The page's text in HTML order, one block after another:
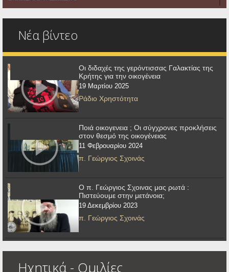
Νέα βίντεο
Οι διδαχές της γερόντισσας Γαλακτίας της
Κρήτης για την οικογένεια
19 Μαρτίου 2025
Ράδιο Χρηστότητα
Ποιά οικογενεια ; Οι σύγχρονες προκλήσεις
στον θεσμό της οικογένειας
11 Φεβρουαρίου 2024
π. Γεώργιος Σχοινάς
Ο π. Γεώργιος Σχοινας μας ρωτά :
Πιστεύουμε στην μετάνοια;
19 Δεκεμβρίου 2023
π. Γεώργιος Σχοινάς
Ηχητικά - Ομιλίες